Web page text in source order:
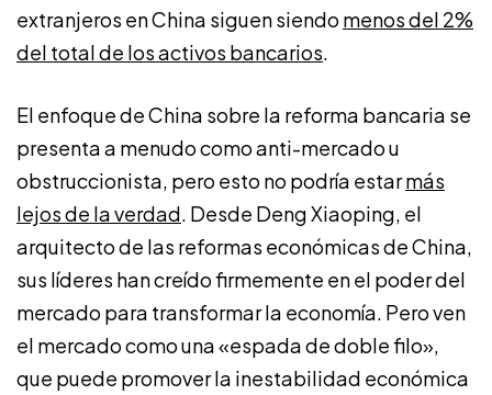
extranjeros en China siguen siendo menos del 2%
del total de los activos bancarios.
El enfoque de China sobre la reforma bancaria se
presenta a menudo como anti-mercado u
obstruccionista, pero esto no podría estarmás
lejos de la verdad. Desde Deng Xiaoping, el
arquitecto de las reformas económicas de China,
sus líderes han creído firmemente en el poder del
mercado para transformar la economía. Pero ven
el mercado como una «espada de doble filo»,
que puede promover la inestabilidad económica